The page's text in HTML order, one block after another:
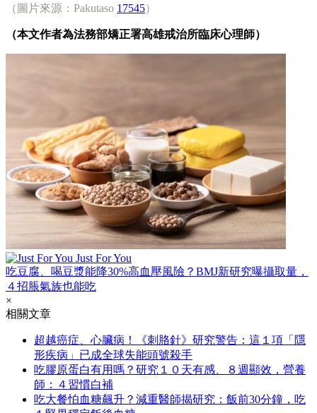
（圖片來源：Pakutaso 17545）
（本文作者為法務部矯正署高雄戒治所臨床心理師）
Just For You
吃豆腐、喝豆漿能降30%高血壓風險？BMJ新研究曝攝取量，
４招脹氣族也能吃
×
相關文章
超越癌症、心臟病！《刺胳針》研究警告：這１項「隱
形疾病」已成全球失能頭號殺手
吃膠原蛋白有用嗎？研究１０天有感、８週顯效，營養
師：４習慣白補
吃大餐怕血糖飆升？減重醫師揭研究：飯前30分鐘，吃